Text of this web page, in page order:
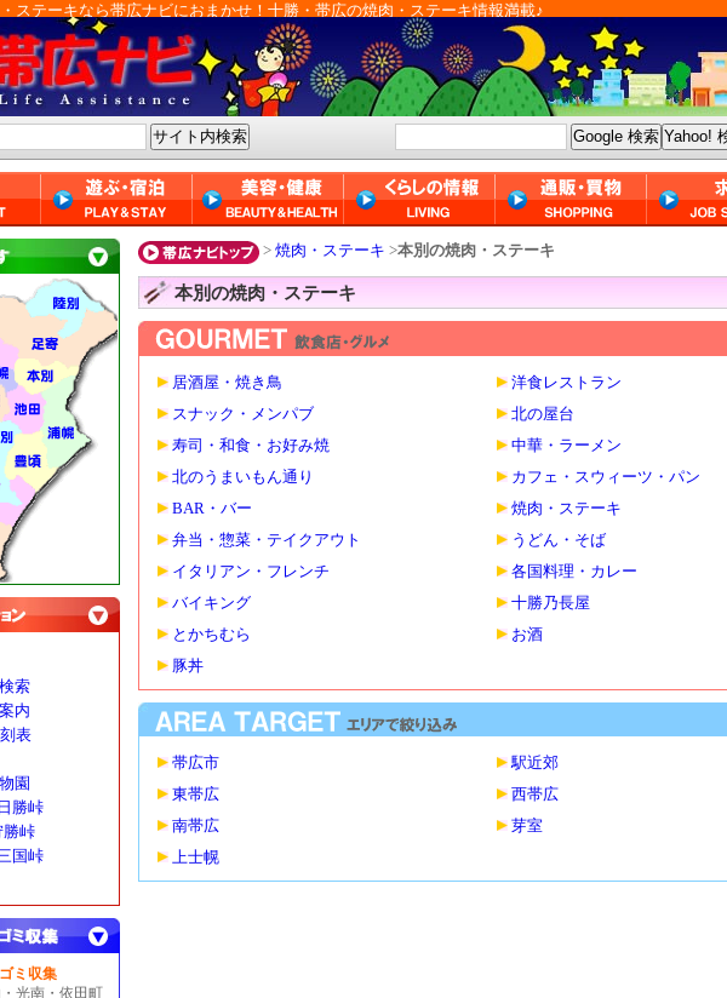
ステーキなら帯広ナビにおまかせ！十勝・帯広の焼肉・ステーキ情報満載♪
索
内
表
園
勝峠
勝峠
国峠
ミ収集
光南・依田町
> 焼肉・ステーキ >本別の焼肉・ステーキ
本別の焼肉・ステーキ
居酒屋・焼き鳥
洋食レストラン
スナック・メンパブ
北の屋台
寿司・和食・お好み焼
中華・ラーメン
北のうまいもん通り
カフェ・スウィーツ・パン
BAR・バー
焼肉・ステーキ
弁当・惣菜・テイクアウト
うどん・そば
イタリアン・フレンチ
各国料理・カレー
バイキング
十勝乃長屋
とかちむら
お酒
豚丼
帯広市
駅近郊
東帯広
西帯広
南帯広
芽室
上士幌